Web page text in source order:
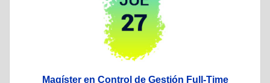
Magíster en Control de Gestión Full-Time